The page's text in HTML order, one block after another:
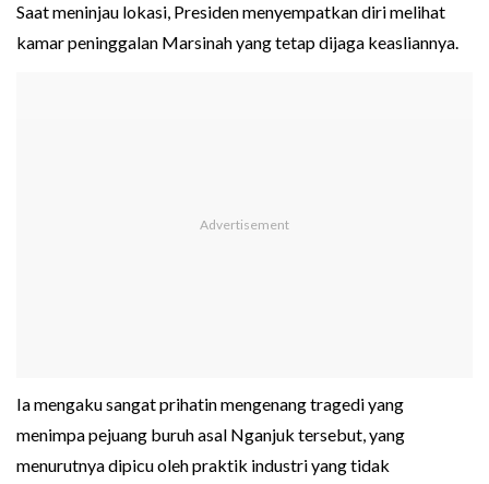
Saat meninjau lokasi, Presiden menyempatkan diri melihat
kamar peninggalan Marsinah yang tetap dijaga keasliannya.
Ia mengaku sangat prihatin mengenang tragedi yang
menimpa pejuang buruh asal Nganjuk tersebut, yang
menurutnya dipicu oleh praktik industri yang tidak